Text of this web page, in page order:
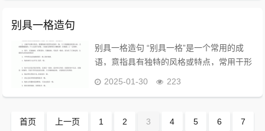
别具一格造句
别具一格造句 “别具一格”是一个常用的成
语，意指具有独特的风格或特点，常用于形
2025-01-30 223
首页 上一页 1 2 3 4 5 6 7